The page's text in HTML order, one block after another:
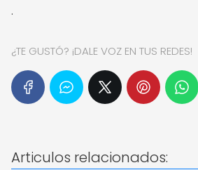
.
¿TE GUSTÓ? ¡DALE VOZ EN TUS REDES!
Articulos relacionados: